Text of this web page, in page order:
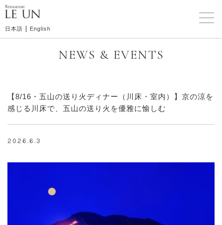
日本語 English
NEWS & EVENTS
【8/16・五山の送り火ディナー（川床・室内）】京の涼を
感じる川床で、五山の送り火を優雅に愉しむ
2026.6.3